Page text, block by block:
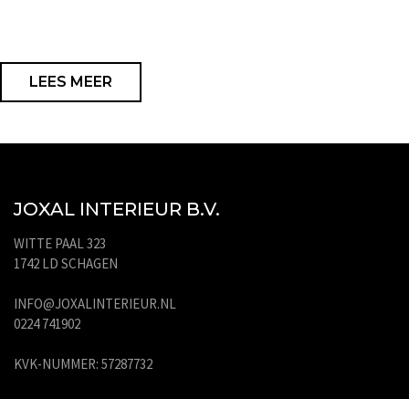
LEES MEER
JOXAL INTERIEUR B.V.
WITTE PAAL 323
1742 LD SCHAGEN
INFO@JOXALINTERIEUR.NL
0224 741902
KVK-NUMMER: 57287732